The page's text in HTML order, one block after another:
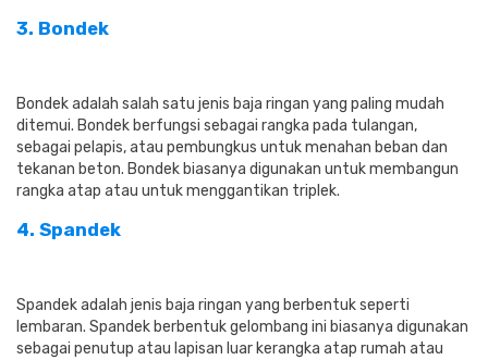
3. Bondek
Bondek adalah salah satu jenis baja ringan yang paling mudah
ditemui. Bondek berfungsi sebagai rangka pada tulangan,
sebagai pelapis, atau pembungkus untuk menahan beban dan
tekanan beton. Bondek biasanya digunakan untuk membangun
rangka atap atau untuk menggantikan triplek.
4. Spandek
Spandek adalah jenis baja ringan yang berbentuk seperti
lembaran. Spandek berbentuk gelombang ini biasanya digunakan
sebagai penutup atau lapisan luar kerangka atap rumah atau